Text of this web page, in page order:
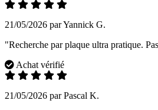
21/05/2026 par Yannick G.
"Recherche par plaque ultra pratique.
Achat vérifié
21/05/2026 par Pascal K.